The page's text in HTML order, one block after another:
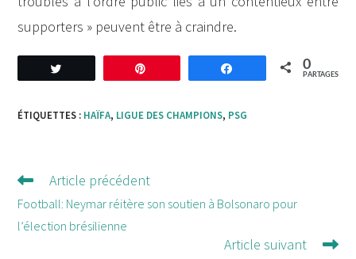
supporters » peuvent être à craindre.
Partagez 0
PARTAGES
ÉTIQUETTES : HAÏFA, LIGUE DES CHAMPIONS, PSG
Lire
d'autres
articles
Article précédent
Football: Neymar réitère son soutien à Bolsonaro pour
l’élection brésilienne
Article suivant